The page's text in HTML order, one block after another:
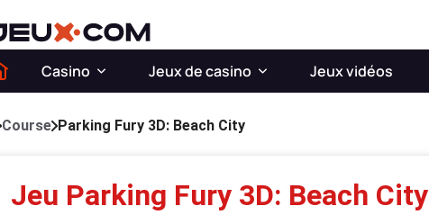
Casino Jeux de casino Jeux vidéos
Course Parking Fury 3D: Beach City
Jeu Parking Fury 3D: Beach City